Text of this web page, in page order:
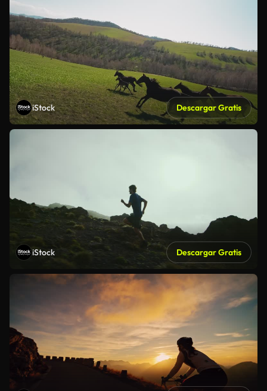
iStock Descargar Gratis
iStock Descargar Gratis